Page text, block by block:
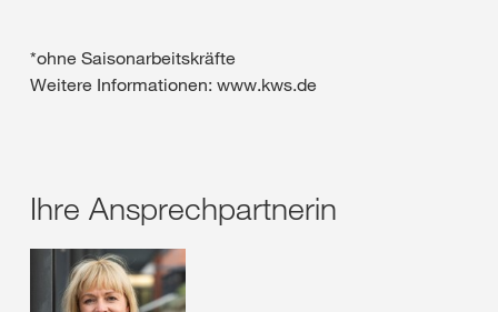
*ohne Saisonarbeitskräfte
Weitere Informationen: www.kws.de
Ihre Ansprechpartnerin